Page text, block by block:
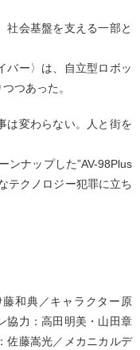
社会基盤を支える一部と
バー〉は、自立型ロボッ
つあった。
は変わらない。人と街を
ンナップした”AV-98Plus
テクノロジー犯罪に立ち
和典／キャラクター原
協力：高田明美・山田章
佐藤嵩光／メカニカルデ